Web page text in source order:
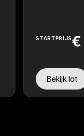
STARTPRIJS€
Bekijk lot